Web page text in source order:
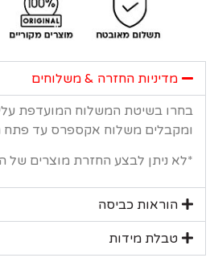
מדיניות החזרה & משלוחים
בשיטת המשלוח המועדפת עליכם –
משלוח אקספרס עד פתח
ניתן לבצע החזרת מוצרים של
הוראות כביסה
טבלת מידות